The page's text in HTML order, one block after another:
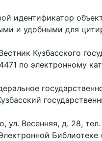
идентификатор
и удобными для
Кузбасского
по электронному
ул. Весенняя, д. 28,
Библиотеке